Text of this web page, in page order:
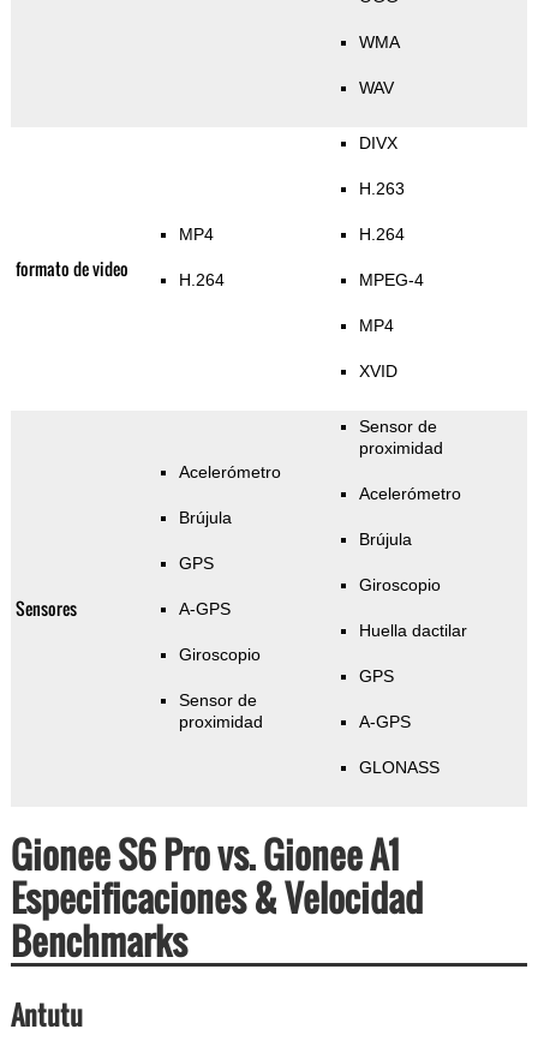
WMA
WAV
formato de video
MP4
H.264
DIVX
H.263
H.264
MPEG-4
MP4
XVID
Sensores
Acelerómetro
Brújula
GPS
A-GPS
Giroscopio
Sensor de
proximidad
Sensor de
proximidad
Acelerómetro
Brújula
Giroscopio
Huella dactilar
GPS
A-GPS
GLONASS
Gionee S6 Pro vs. Gionee A1
Especificaciones & Velocidad
Benchmarks
Antutu